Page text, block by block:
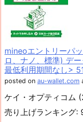
mineoエントリーパ
ロ、ナノ、標準) デ
最低利用期間なし>
posted on au-wallet.com
ケイ・オプティコム
売り上げランキング: